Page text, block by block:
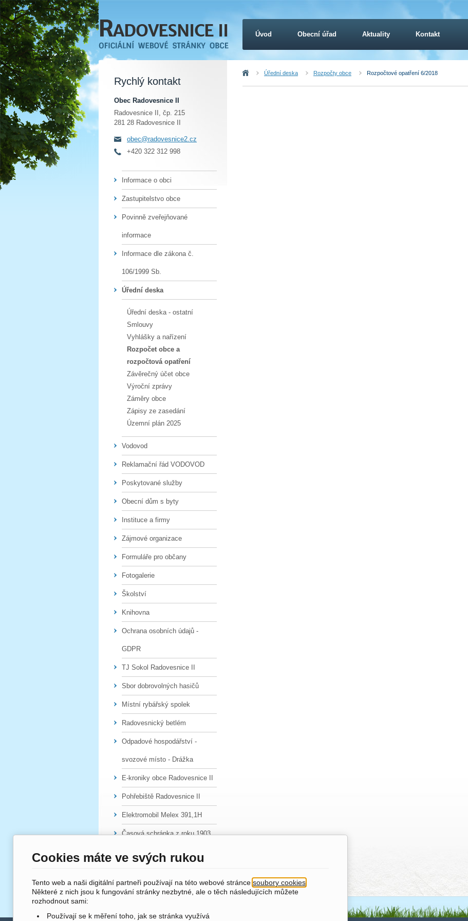
Úvod Úřední deska Rozpočty obce Rozpočtové opatření 6/2018
Rychlý kontakt
Obec Radovesnice II
Radovesnice II, čp. 215
281 28 Radovesnice II
obec@radovesnice2.cz
+420 322 312 998
Informace o obci
Zastupitelstvo obce
Povinně zveřejňované
informace
Informace dle zákona č.
106/1999 Sb.
Úřední deska
Úřední deska - ostatní
Smlouvy
Vyhlášky a nařízení
Rozpočet obce a
rozpočtová opatření
Závěrečný účet obce
Výroční zprávy
Záměry obce
Zápisy ze zasedání
Územní plán 2025
Vodovod
Reklamační řád VODOVOD
Poskytované služby
Obecní dům s byty
Instituce a firmy
Zájmové organizace
Formuláře pro občany
Fotogalerie
Školství
Knihovna
Ochrana osobních údajů -
GDPR
TJ Sokol Radovesnice II
Sbor dobrovolných hasičů
Místní rybářský spolek
Radovesnický betlém
Odpadové hospodářství -
svozové místo - Drážka
E-kroniky obce Radovesnice II
Pohřebiště Radovesnice II
Elektromobil Melex 391,1H
Časová schránka z roku 1903
Úvod Obecní úřad Aktuality Kontakt
Cookies máte ve svých rukou
Tento web a naši digitální partneři používají na této webové stránce soubory cookies
Některé z nich jsou k fungování stránky nezbytné, ale o těch následujících můžete
rozhodnout sami:
Používají se k měření toho, jak se stránka využívá